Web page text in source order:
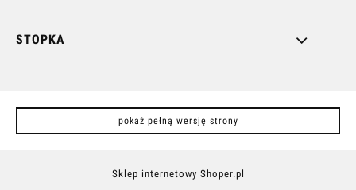
STOPKA
pokaż pełną wersję strony
Sklep internetowy Shoper.pl